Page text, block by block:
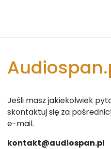
Jeśli masz jakiekolwiek
skontaktuj się za
e-mail.
kontakt@audiospan.pl